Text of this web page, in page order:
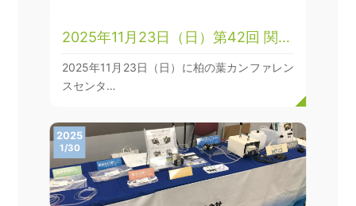
2025年11月23日（日）第42回 関…
2025年11月23日（日）に柏の葉カンファレン
スセンタ…
2025
1/30